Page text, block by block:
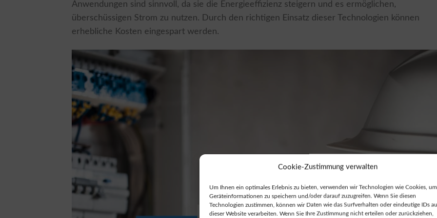
Cookie-Zustimmung verwalten
Um Ihnen ein optimales Erlebnis zu bieten, verwenden wir Technologien wie Cookies, um
Geräteinformationen zu speichern und/oder darauf zuzugreifen. Wenn Sie diesen
Technologien zustimmen, können wir Daten wie das Surfverhalten oder eindeutige IDs
dieser Website verarbeiten. Wenn Sie Ihre Zustimmung nicht erteilen oder zurückziehen,
Anwendungen sind sinnvoll, da sie die Energieeffizienz steigern und es ermöglichen,
überschüssigen Strom zu nutzen. Durch den richtigen Einsatz dieser Technologien können
erhebliche Kosten eingespart werden.